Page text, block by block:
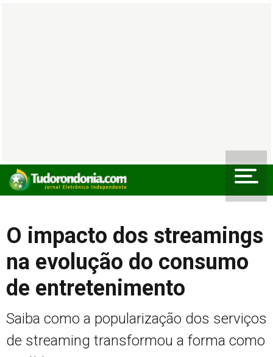
O impacto dos streamings
na evolução do consumo
de entretenimento
Saiba como a popularização dos serviços
de streaming transformou a forma como